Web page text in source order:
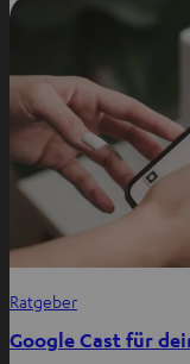
Ratgeber
Google Cast für